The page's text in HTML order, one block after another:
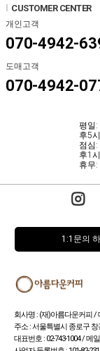
CUSTOMER CENTER
개인고객
070-4942-
도매고객
070-4942-
평일:
후5시
점심
후1시
휴무:
1:1문의
회사명 : (재)아름다운커피 /
주소 : 서울특별시 종로구
대표번호 : 02-743-1004 /